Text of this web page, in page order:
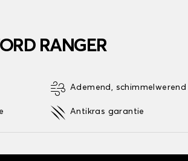
RANGER
Ademend, schimmelwerend
Antikras garantie